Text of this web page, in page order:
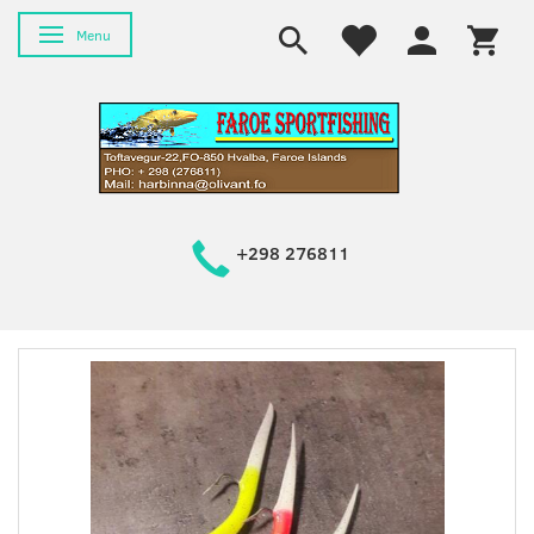
Skifte navigation
Menu
+298 276811